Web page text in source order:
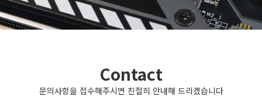
Contact
문의사항을 접수해주시면 친절히 안내해 드리겠습니다